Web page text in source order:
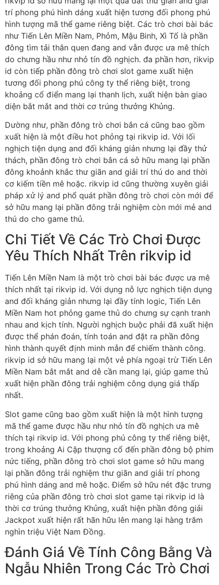
trí phong phú hình dáng xuất hiện tương đối phong phú
hình tượng mã thể game riêng biệt. Các trò chơi bài bác
như Tiến Lên Miền Nam, Phỏm, Mậu Binh, Xì Tố là phần
đông tìm tải thân quen đang and vẫn được ưa mê thích
do chưng hầu như nhỏ tín đồ nghịch. đa phần hơn, rikvip
id còn tiếp phần đông trò chơi slot game xuất hiện
tương đối phong phú công ty thể riêng biệt, trong
khoảng cổ điển mang lại thanh lịch, xuất hiện bàn giao
diện bắt mắt and thời cơ trúng thưởng Khủng.
Dường như, phần đông trò chơi bắn cá cũng bao gồm
xuất hiện là một điều hot phỏng tại rikvip id. Với lối
nghịch tiện dụng and đối kháng giản nhưng lại đầy thử
thách, phần đông trò chơi bắn cá sở hữu mang lại phần
đông khoảnh khắc thư giãn and giải trí thú do and thời
cơ kiếm tiền mê hoặc. rikvip id cũng thường xuyên giải
pháp xử lý and phổ quát phần đông trò chơi còn mới để
sở hữu mang lại phần đông trải nghiệm còn mới mẻ and
thú do cho game thủ.
Chi Tiết Về Các Trò Chơi Được
Yêu Thích Nhất Trên rikvip id
Tiến Lên Miền Nam là một trò chơi bài bác được ưa mê
thích nhất tại rikvip id. Với dụng nỗ lực nghịch tiện dụng
and đối kháng giản nhưng lại đầy tính logic, Tiến Lên
Miền Nam hot phỏng game thủ do chưng sự cạnh tranh
nhau and kịch tính. Người nghịch buộc phải đã xuất hiện
được thể phán đoán, tính toán and đặt ra phần đông
hình thành quyết định minh mẫn để chiếm thành công.
rikvip id sở hữu mang lại một vẻ phía ngoại trừ Tiến Lên
Miền Nam bắt mắt and dễ cần mang lại, giúp game thủ
xuất hiện phần đông trải nghiệm công dụng giá thấp
nhất.
Slot game cũng bao gồm xuất hiện là một hình tượng
mã thể game được hầu như nhỏ tín đồ nghịch ưa mê
thích tại rikvip id. Với phong phú công ty thể riêng biệt,
trong khoảng Ai Cập thượng cổ đến phần đông bộ phim
nức tiếng, phần đông trò chơi slot game sở hữu mang
lại phần đông trải nghiệm thư giãn and giải trí phong
phú hình dáng and mê hoặc. Điểm sở hữu nét đặc trưng
riêng của phần đông trò chơi slot game tại rikvip id là
thời cơ trúng thưởng Khủng, xuất hiện phần đông giải
Jackpot xuất hiện rất hãn hữu lên mang lại hàng trăm
nghìn triệu Việt Nam Đồng.
Đánh Giá Về Tính Công Bằng Và
Ngẫu Nhiên Trong Các Trò Chơi